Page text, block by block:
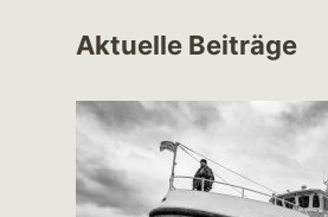
Aktuelle Beiträge